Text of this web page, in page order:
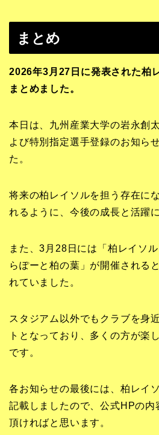
まとめ
2026年3月27日に発表された柏
まとめました。
本日は、九州産業大学の岩永創
よび特別指定選手登録のお知ら
た。
将来の柏レイソルを担う存在に
れるように、今後の成長と活躍
また、3月28日には「柏レイソ
らぽーと柏の葉」が開催される
れていました。
スタジアム以外でもクラブを身
トとなっており、多くの方が楽
です。
各お知らせの最後には、柏レイ
記載しましたので、公式HPの内
頂ければと思います。